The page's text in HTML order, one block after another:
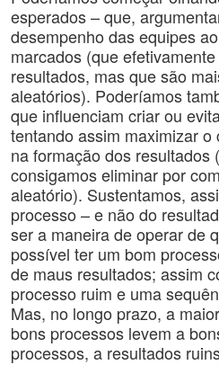
esperados – que,
desempenho das equipes
marcados (que
resultados, mas que são
aleatórios). Poderíamos
que influenciam criar ou
tentando assim maximizar
na formação dos resultados
consigamos eliminar por
aleatório). Sustentamos,
processo – e não do
ser a maneira de operar de
possível ter um bom
de maus resultados; assim
processo ruim e uma
Mas, no longo prazo, a
bons processos levem a
processos, a resultados